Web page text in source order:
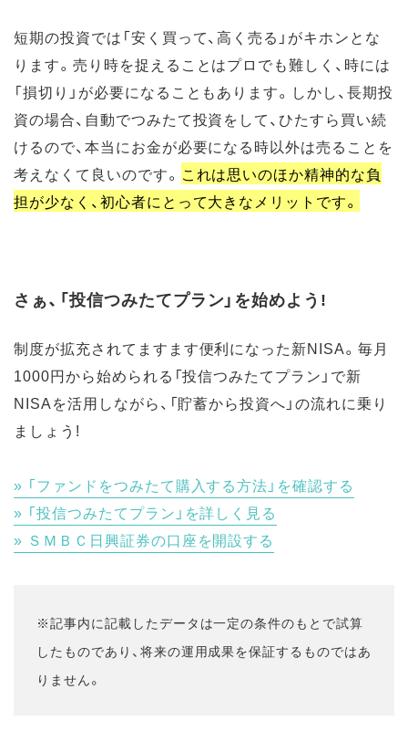
短期の投資では「安く買って、高く売る」がキホンとな
ります。売り時を捉えることはプロでも難しく、時には
「損切り」が必要になることもあります。しかし、長期投
資の場合、自動でつみたて投資をして、ひたすら買い続
けるので、本当にお金が必要になる時以外は売ることを
考えなくて良いのです。 これは思いのほか精神的な負
担が少なく、初心者にとって大きなメリットです。
さぁ、「投信つみたてプラン」を始めよう!
制度が拡充されてますます便利になった新NISA。毎月
1000円から始められる「投信つみたてプラン」で新
NISAを活用しながら、「貯蓄から投資へ」の流れに乗り
ましょう!
「ファンドをつみたて購入する方法」を確認する
「投信つみたてプラン」を詳しく見る
ＳＭＢＣ日興証券の口座を開設する
※記事内に記載したデータは一定の条件のもとで試算
したものであり、将来の運用成果を保証するものではあ
りません。